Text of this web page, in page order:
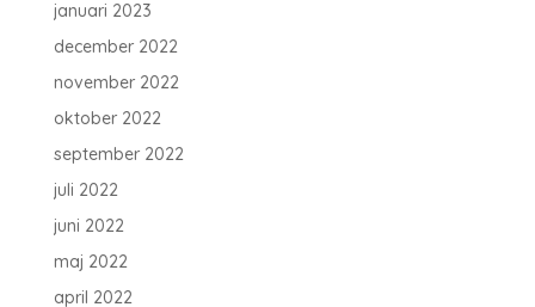
januari 2023
december 2022
november 2022
oktober 2022
september 2022
juli 2022
juni 2022
maj 2022
april 2022